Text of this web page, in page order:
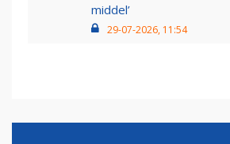
middel’
29-07-2026, 11:54